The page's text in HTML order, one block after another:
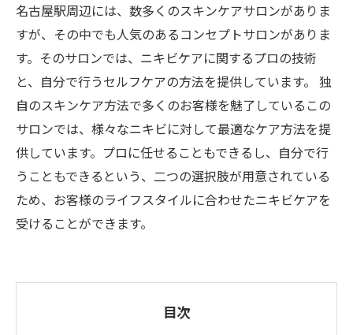
名古屋駅周辺には、数多くのスキンケアサロンがありま
すが、その中でも人気のあるコンセプトサロンがありま
す。そのサロンでは、ニキビケアに関するプロの技術
と、自分で行うセルフケアの方法を提供しています。 独
自のスキンケア方法で多くのお客様を魅了しているこの
サロンでは、様々なニキビに対して最適なケア方法を提
供しています。プロに任せることもできるし、自分で行
うこともできるという、二つの選択肢が用意されている
ため、お客様のライフスタイルに合わせたニキビケアを
受けることができます。
目次